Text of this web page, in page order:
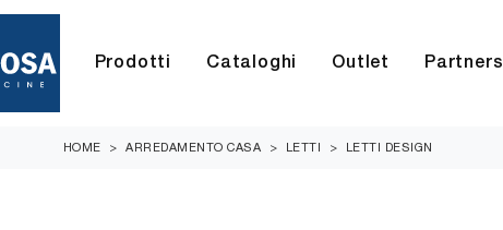
Prodotti Cataloghi Outlet Partners
HOME > ARREDAMENTO CASA > LETTI > LETTI DESIGN